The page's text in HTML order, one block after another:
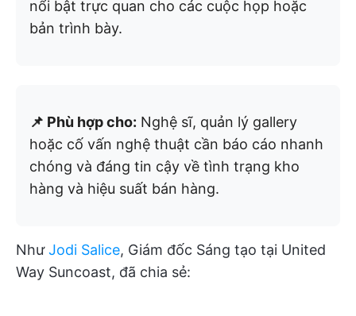
nổi bật trực quan cho các cuộc họp hoặc
bản trình bày.
📌 Phù hợp cho: Nghệ sĩ, quản lý gallery
hoặc cố vấn nghệ thuật cần báo cáo nhanh
chóng và đáng tin cậy về tình trạng kho
hàng và hiệu suất bán hàng.
NhưJodi Salice, Giám đốc Sáng tạo tại United
Way Suncoast, đã chia sẻ: